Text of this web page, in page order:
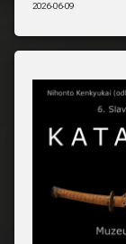
2026-06-09